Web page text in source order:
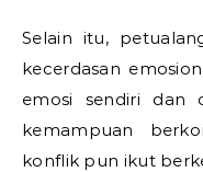
Selain itu,
kecerdasan
emosi sendiri dan
kemampuan
konflik pun ikut